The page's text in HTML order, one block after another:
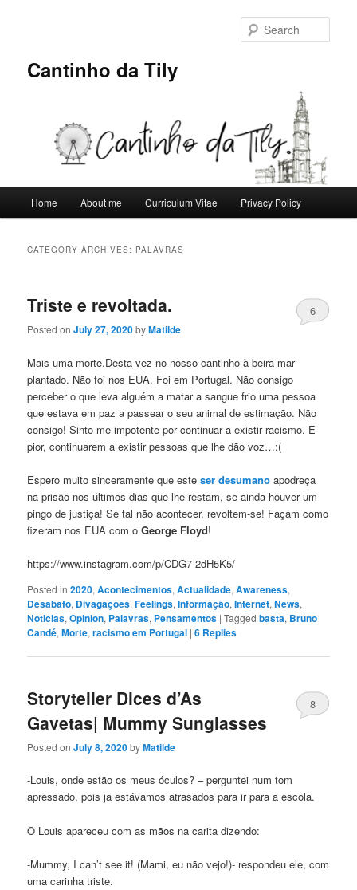
Cantinho da Tily
Home About me Curriculum Vitae Privacy Policy
CATEGORY ARCHIVES: PALAVRAS
Triste e revoltada.
Posted onJuly 27, 2020byMatilde
6
Mais uma morte.Desta vez no nosso cantinho à beira-mar
plantado. Não foi nos EUA. Foi em Portugal. Não consigo
perceber o que leva alguém a matar a sangue frio uma pessoa
que estava em paz a passear o seu animal de estimação. Não
consigo! Sinto-me impotente por continuar a existir racismo. E
pior, continuarem a existir pessoas que lhe dão voz…:(
Espero muito sinceramente que esteser desumano apodreça
na prisão nos últimos dias que lhe restam, se ainda houver um
pingo de justiça! Se tal não acontecer, revoltem-se! Façam como
fizeram nos EUA com oGeorge Floyd!
https://www.instagram.com/p/CDG7-2dH5K5/
Posted in 2020,Acontecimentos,Actualidade,Awareness,
Desabafo, Divagaçōes,Feelings,Informação,Internet,News,
Noticias,Opinion, Palavras, Pensamentos |Tagged basta, Bruno
Candé,Morte,racismo em Portugal |6 Replies
Storyteller Dices d’As
Gavetas| Mummy Sunglasses
Posted onJuly 8, 2020byMatilde
8
-Louis, onde estão os meus óculos? – perguntei num tom
apressado, pois ja estávamos atrasados para ir para a escola.
O Louis apareceu com as mãos na carita dizendo:
-Mummy, I can’t see it! (Mami, eu não vejo!)- respondeu ele, com
uma carinha triste.